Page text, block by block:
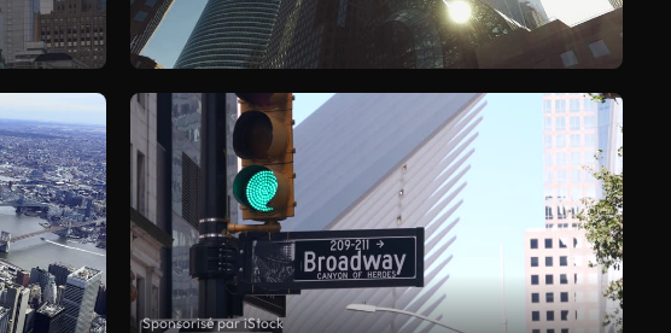
Sponsorisé par iStock